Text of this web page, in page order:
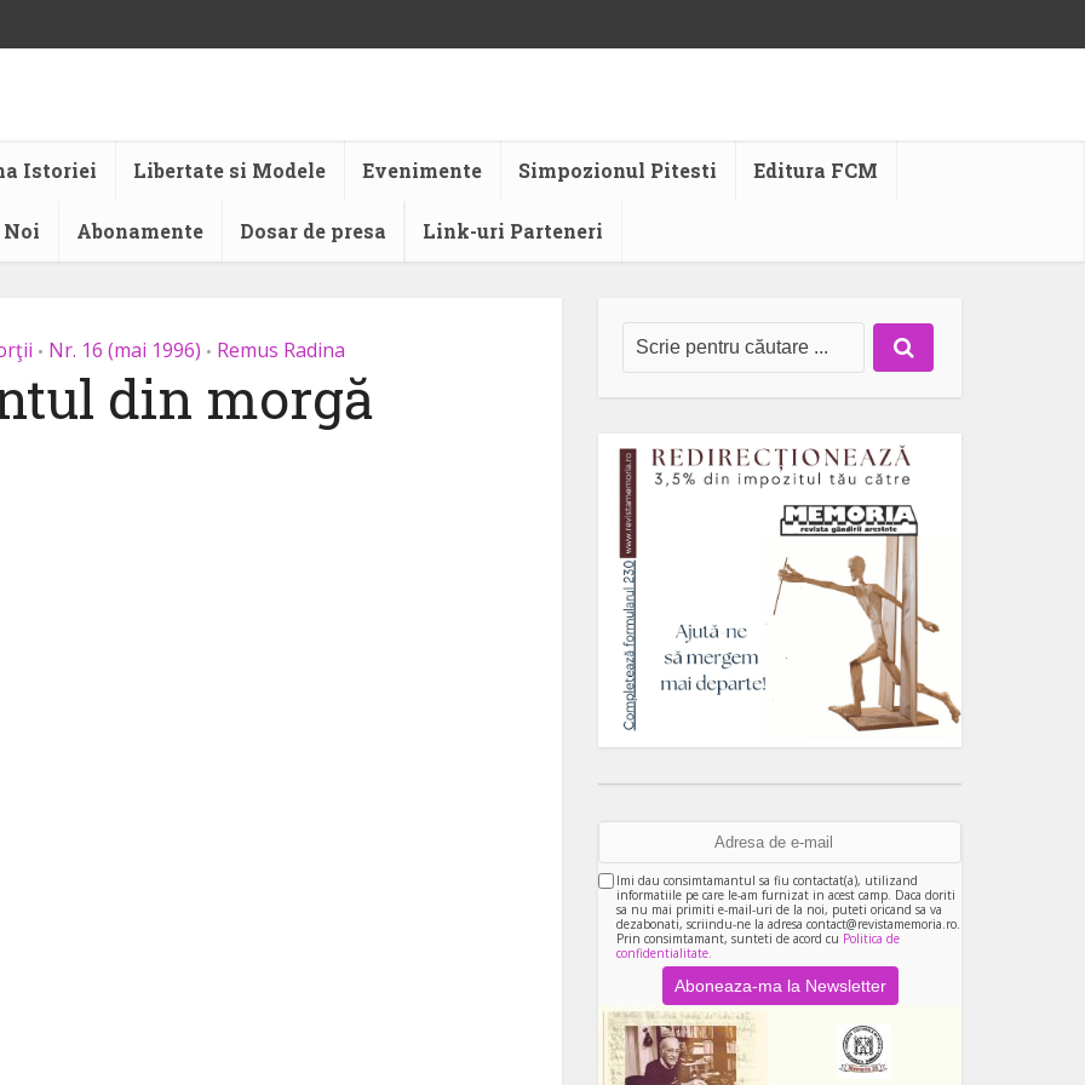
Istoriei Libertate si Modele Evenimente Simpozionul Pitesti Editura FCM
Noi Abonamente Dosar de presa Link-uri Parteneri
• Nr. 16 (mai 1996) • Remus Radina
din morgă
Imi dau consimtamantul sa fiu contactat(a), utilizand
informatiile pe care le-am furnizat in acest camp. Daca doriti
sa nu mai primiti e-mail-uri de la noi, puteti oricand sa va
dezabonati, scriindu-ne la adresa contact@revistamemoria.ro.
Prin consimtamant, sunteti de acord cu Politica de
confidentialitate.